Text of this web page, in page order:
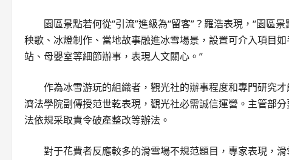
園區景點若何從“引流”進級為“留客”？羅浩表現，“園區
秧歌、冰燈制作、當地故事融進冰雪場景，設置可介入項目
站、母嬰室等細節辦事，表現人文關心。”
作為冰雪游玩的組織者，觀光社的辦事程度和專門研究
濟法學院副傳授范世乾表現，觀光社必需誠信運營。主管部
法依規采取責令破產整改等辦法。
對于花費者反應較多的滑雪場不規范題目，專家表現，